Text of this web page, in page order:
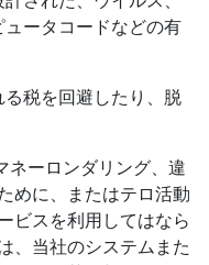
ータコードなどの有
る税を回避したり、脱
ネーロンダリング、違
めに、またはテロ活動
ビスを利用してはなら
、当社のシステムまた